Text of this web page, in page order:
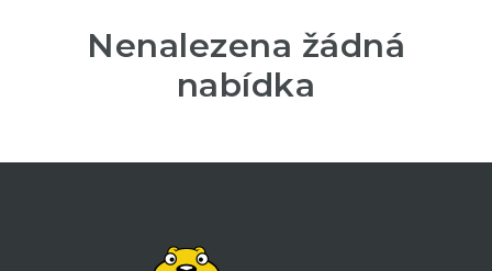
Nenalezena žádná
nabídka